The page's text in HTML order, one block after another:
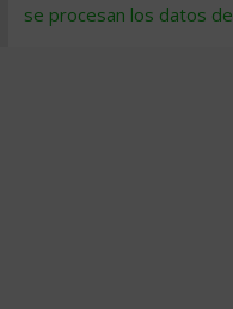
se procesan los datos